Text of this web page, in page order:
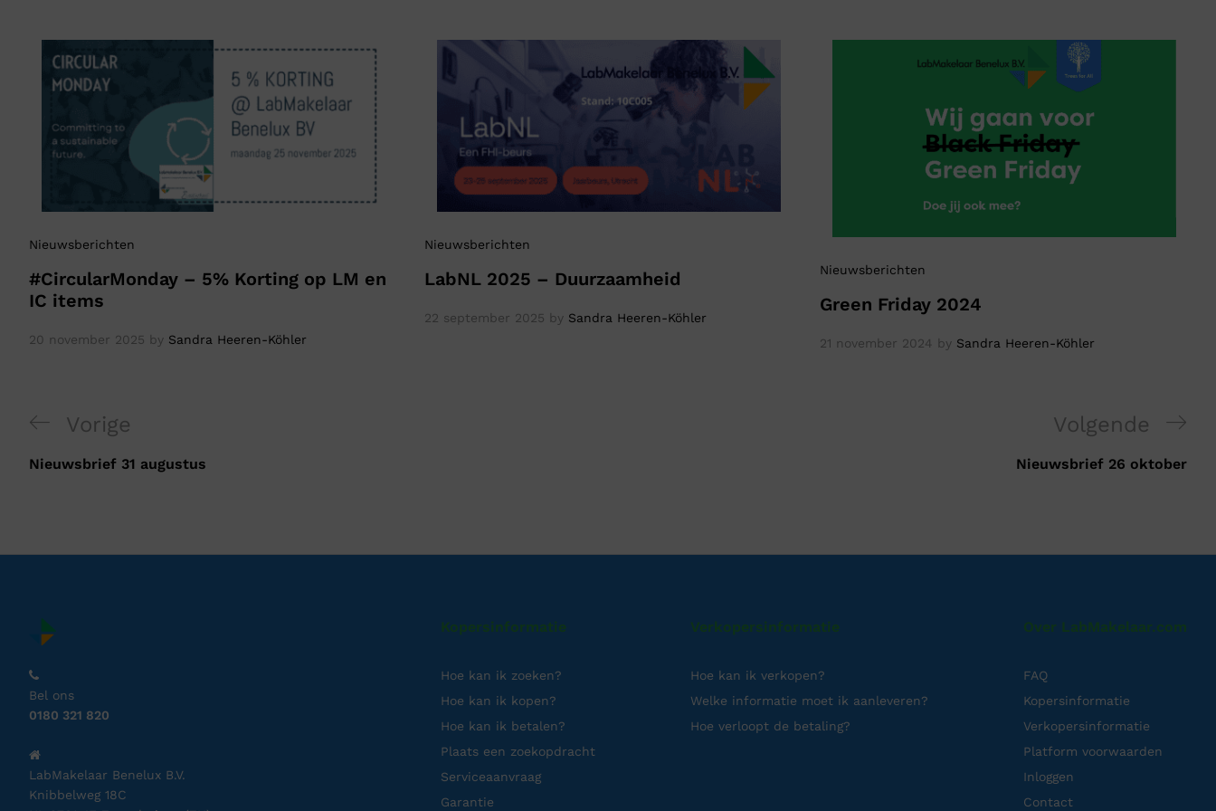
Nieuwsberichten
#CircularMonday – 5% Korting op LM en
IC items
20 november 2025 by Sandra Heeren-Köhler
Nieuwsberichten
LabNL 2025 – Duurzaamheid
22 september 2025 by Sandra Heeren-Köhler
Nieuwsberichten
Green Friday 2024
21 november 2024 by Sandra Heeren-Köhler
Vorige
Nieuwsbrief 31 augustus
Volgende
Nieuwsbrief 26 oktober
Bel ons
0180 321 820
LabMakelaar Benelux B.V.
Knibbelweg 18C
Kopersinformatie
Hoe kan ik zoeken?
Hoe kan ik kopen?
Hoe kan ik betalen?
Plaats een zoekopdracht
Serviceaanvraag
Garantie
Verkopersinformatie
Hoe kan ik verkopen?
Welke informatie moet ik aanleveren?
Hoe verloopt de betaling?
Over LabMakelaar.com
FAQ
Kopersinformatie
Verkopersinformatie
Platform voorwaarden
Inloggen
Contact